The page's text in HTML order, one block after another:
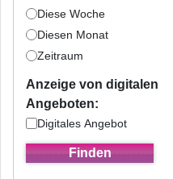
Diese Woche
Diesen Monat
Zeitraum
Anzeige von digitalen
Angeboten:
Digitales Angebot